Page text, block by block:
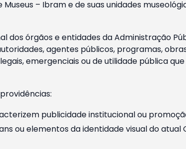
– Ibram e de suas unidades
dos órgãos e entidades da Administração
agentes públicos, programas,
emergenciais ou de utilidade pública
publicidade institucional ou
ou elementos da identidade visual do atual